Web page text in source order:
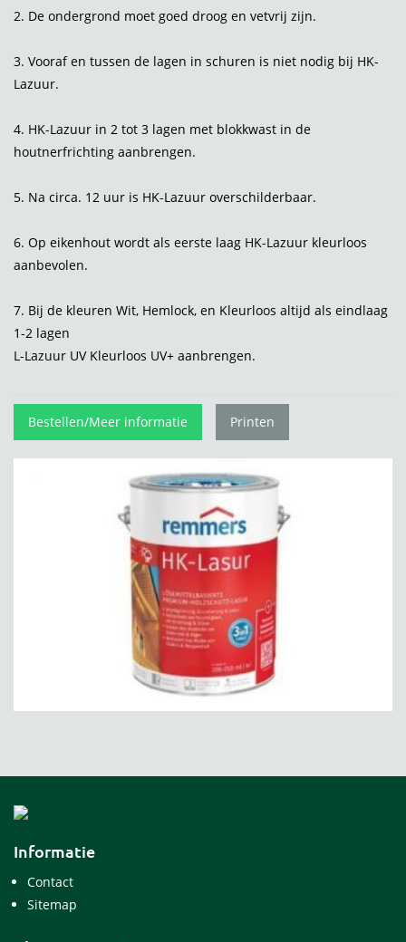
2. De ondergrond moet goed droog en vetvrij zijn.
3. Vooraf en tussen de lagen in schuren is niet nodig bij HK-
Lazuur.
4. HK-Lazuur in 2 tot 3 lagen met blokkwast in de
houtnerfrichting aanbrengen.
5. Na circa. 12 uur is HK-Lazuur overschilderbaar.
6. Op eikenhout wordt als eerste laag HK-Lazuur kleurloos
aanbevolen.
7. Bij de kleuren Wit, Hemlock, en Kleurloos altijd als eindlaag
1-2 lagen
L-Lazuur UV Kleurloos UV+ aanbrengen.
Bestellen/Meer informatie Printen
Informatie
Contact
Sitemap